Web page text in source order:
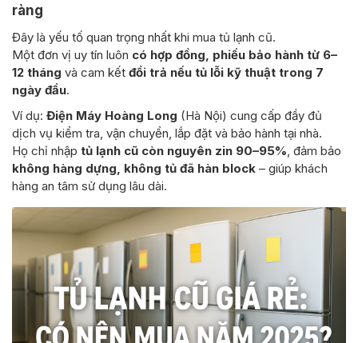
ràng
Đây là yếu tố quan trọng nhất khi mua tủ lạnh cũ.
Một đơn vị uy tín luôn có hợp đồng, phiếu bảo hành từ 6–
12 tháng và cam kết đổi trả nếu tủ lỗi kỹ thuật trong 7
ngày đầu.
Ví dụ: Điện Máy Hoàng Long (Hà Nội) cung cấp đầy đủ
dịch vụ kiểm tra, vận chuyển, lắp đặt và bảo hành tại nhà.
Họ chỉ nhập tủ lạnh cũ còn nguyên zin 90–95%, đảm bảo
không hàng dựng, không tủ đã hàn block – giúp khách
hàng an tâm sử dụng lâu dài.